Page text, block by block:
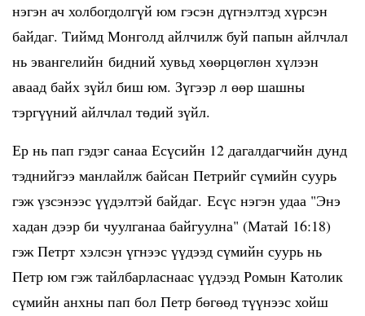
нэгэн ач холбогдолгүй юм гэсэн дүгнэлтэд хүрсэн
байдаг. Тиймд Монголд айлчилж буй папын айлчлал
нь эвангелийн бидний хувьд хөөрцөглөн хүлээн
аваад байх зүйл биш юм. Зүгээр л өөр шашны
тэргүүний айлчлал төдий зүйл.
Ер нь пап гэдэг санаа Есүсийн 12 дагалдагчийн дунд
тэднийгээ манлайлж байсан Петрийг сүмийн суурь
гэж үзсэнээс үүдэлтэй байдаг. Есүс нэгэн удаа "Энэ
хадан дээр би чуулганаа байгуулна" (Матай 16:18)
гэж Петрт хэлсэн үгнээс үүдээд сүмийн суурь нь
Петр юм гэж тайлбарласнаас үүдээд Ромын Католик
сүмийн анхны пап бол Петр бөгөөд түүнээс хойш